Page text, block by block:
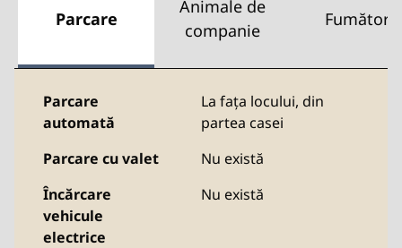
Parcare
Animale de
companie
Fumători
Parcare
automată
La fața locului, din
partea casei
Parcare cu valet
Nu există
Încărcare
vehicule
electrice
Nu există